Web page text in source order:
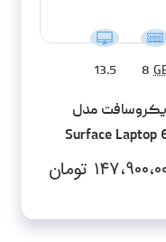
8
13.5
مایکروسافت مدل
Surface Laptop
8GB
تومان